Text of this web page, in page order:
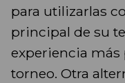
para utilizarlas
principal de su
experiencia más
torneo. Otra